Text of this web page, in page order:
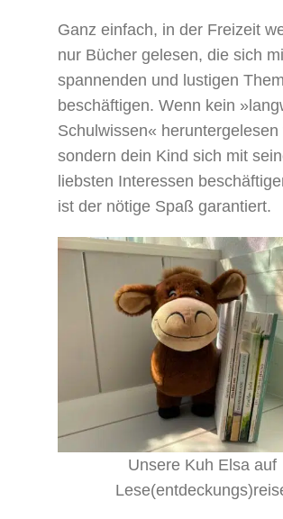
Ganz einfach, in der Freizeit
nur Bücher gelesen, die sich
spannenden und lustigen
beschäftigen. Wenn kein
Schulwissen« heruntergelesen
sondern dein Kind sich mit
liebsten Interessen
ist der nötige Spaß garantiert.
Unsere Kuh Elsa auf